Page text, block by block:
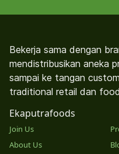
Bekerja sama dengan
mendistribusikan aneka
sampai ke tangan
traditional retail dan
Ekaputrafoods
Join Us
About Us